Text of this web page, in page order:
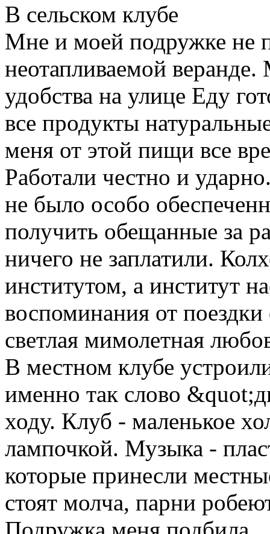
В сельском клубе
Мне и моей подружке не
неотапливаемой
удобства на улице Еду
все продукты
меня от этой пищи все
Работали честно и
не было особо
получить обещанные за
ничего не заплатили.
институтом, а институт
воспоминания от
светлая мимолетная
В местном клубе
именно так слово
ходу. Клуб - маленькое
лампочкой. Музыка -
которые принесли
стоят молча, парни